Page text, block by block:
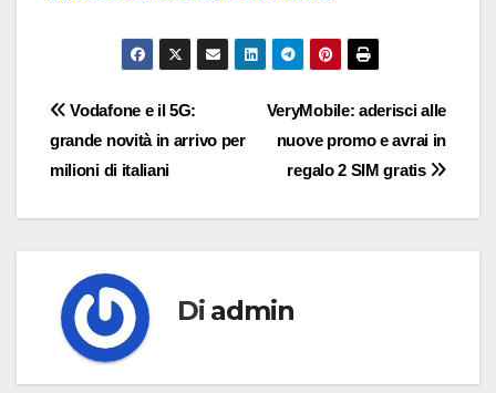
Navigazione
articoli
VeryMobile: aderisci alle
nuove promo e avrai in
regalo 2 SIM gratis
Vodafone e il 5G:
grande novità in arrivo per
milioni di italiani
Di admin